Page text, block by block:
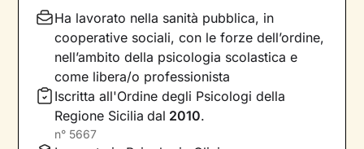
innescare un cambiamento positivo
, è
necessario individuare pensieri e
comportamenti che causano emozioni
spiacevoli e andare a lavorare su di essi.
Il primo obiettivo dei nostri incontri sarà quello
di farti acquisire una maggiore
delle modalità con cui interpreti gli eventi della
Ha lavorato nella sanità pubblica, in
cooperative sociali, con le forze dell’ordine,
nell’ambito della psicologia scolastica e
come libera/o professionista
Iscritta all'Ordine degli Psicologi della
Regione Sicilia dal 2010.
n° 5667